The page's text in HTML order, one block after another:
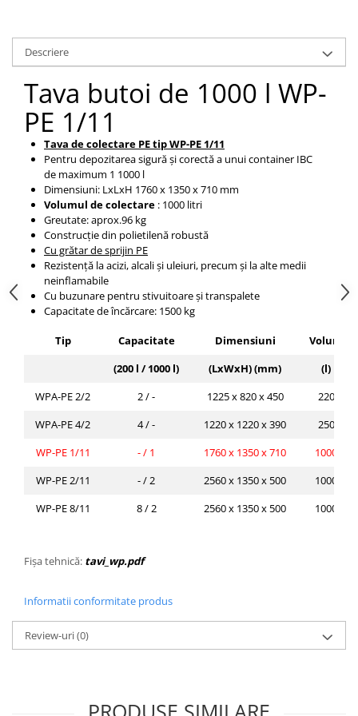
Platforme foarfeca
Nacela stivuitor
Translator stivuitor
Prelungitor lame stivuitor CAM
attachments
Atasamente profesionale CAM
Cleste ridicare butoi
Dispozitive ridicare butoaie
Descriere
Tava butoi de 1000 l WP-
PE 1/11
Tava de colectare PE tip WP-PE 1/11
Pentru depozitarea sigură și corectă a unui container IBC
de maximum 1 1000 l
Dimensiuni: LxLxH 1760 x 1350 x 710 mm
Volumul de colectare : 1000 litri
Greutate: aprox.96 kg
Construcție din polietilenă robustă
Cu grătar de sprijin PE
Rezistență la acizi, alcali și uleiuri, precum și la alte medii
neinflamabile
Cu buzunare pentru stivuitoare și transpalete
Capacitate de încărcare: 1500 kg
Tip Capacitate Dimensiuni
Volum
(200 l / 1000 l)
(LxWxH) (mm)
(l)
WPA-PE 2/2
2 / - 1225 x 820 x 450
220
WPA-PE 4/2
4 / - 1220 x 1220 x 390
250
WP-PE 1/11
- / 1 1760 x 1350 x 710
1000
WP-PE 2/11
- / 2 2560 x 1350 x 500
1000
WP-PE 8/11
8 / 2 2560 x 1350 x 500 1000
Fișa tehnică: tavi_wp.pdf
Informatii conformitate produs
Review-uri(0)